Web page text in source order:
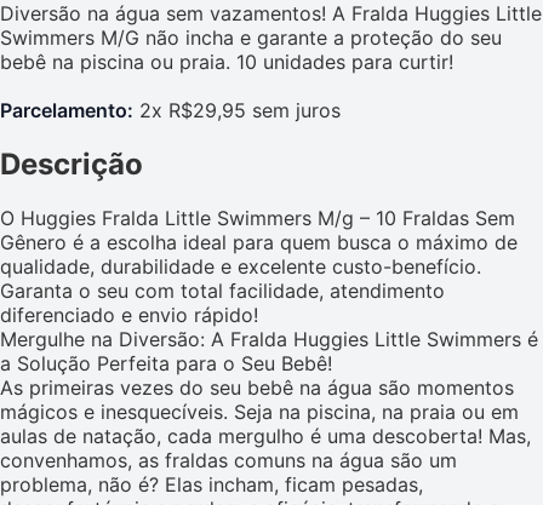
Diversão na água sem vazamentos! A Fralda Huggies Little
Swimmers M/G não incha e garante a proteção do seu
bebê na piscina ou praia. 10 unidades para curtir!
Parcelamento: 2x R$29,95 sem juros
Descrição
O Huggies Fralda Little Swimmers M/g – 10 Fraldas Sem
Gênero é a escolha ideal para quem busca o máximo de
qualidade, durabilidade e excelente custo-benefício.
Garanta o seu com total facilidade, atendimento
diferenciado e envio rápido!
Mergulhe na Diversão: A Fralda Huggies Little Swimmers é
a Solução Perfeita para o Seu Bebê!
As primeiras vezes do seu bebê na água são momentos
mágicos e inesquecíveis. Seja na piscina, na praia ou em
aulas de natação, cada mergulho é uma descoberta! Mas,
convenhamos, as fraldas comuns na água são um
problema, não é? Elas incham, ficam pesadas,